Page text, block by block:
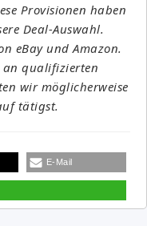
Provisionen haben
Deal-Auswahl.
eBay und Amazon.
an qualifizierten
wir möglicherweise
tätigst.
E-Mail